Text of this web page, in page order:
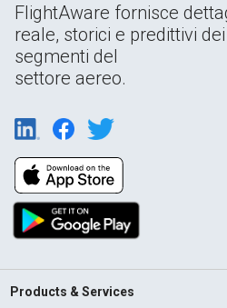
FlightAware fornisce
reale, storici e predittivi
segmenti del
settore aereo.
Products & Services